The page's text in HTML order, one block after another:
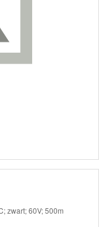
zwart; 60V; 500m